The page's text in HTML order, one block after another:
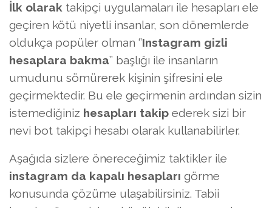
İlk olarak takipçi uygulamaları ile hesapları ele
geçiren kötü niyetli insanlar, son dönemlerde
oldukça popüler olman ‘’Instagram gizli
hesaplara bakma’’ başlığı ile insanların
umudunu sömürerek kişinin şifresini ele
geçirmektedir. Bu ele geçirmenin ardından sizin
istemediğiniz hesapları takip ederek sizi bir
nevi bot takipçi hesabı olarak kullanabilirler.
Aşağıda sizlere önereceğimiz taktikler ile
instagram da kapalı hesapları görme
konusunda çözüme ulaşabilirsiniz. Tabii